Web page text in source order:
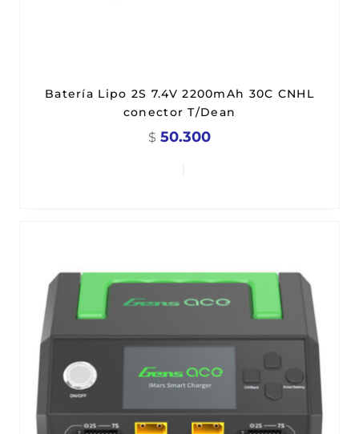
Batería Lipo 2S 7.4V 2200mAh 30C CNHL
conector T/Dean
$ 50.300